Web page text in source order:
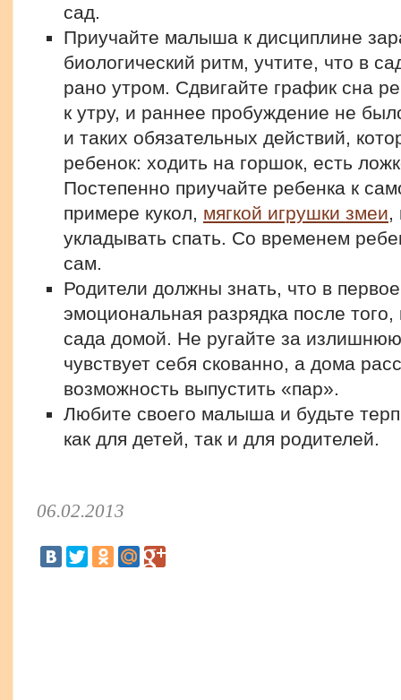
сад.
Приучайте малыша к дисциплине
биологический ритм, учтите, что в
рано утром. Сдвигайте график сна
к утру, и раннее пробуждение не
и таких обязательных действий,
ребенок: ходить на горшок, есть
Постепенно приучайте ребенка к
примере кукол, мягкой игрушки змеи,
укладывать спать. Со временем
сам.
Родители должны знать, что в
эмоциональная разрядка после того,
сада домой. Не ругайте за
чувствует себя скованно, а дома
возможность выпустить «пар».
Любите своего малыша и будьте
как для детей, так и для родителей.
06.02.2013